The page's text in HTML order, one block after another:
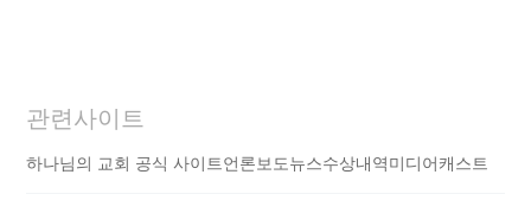
관련사이트
하나님의 교회 공식 사이트언론보도뉴스수상내역미디어캐스트